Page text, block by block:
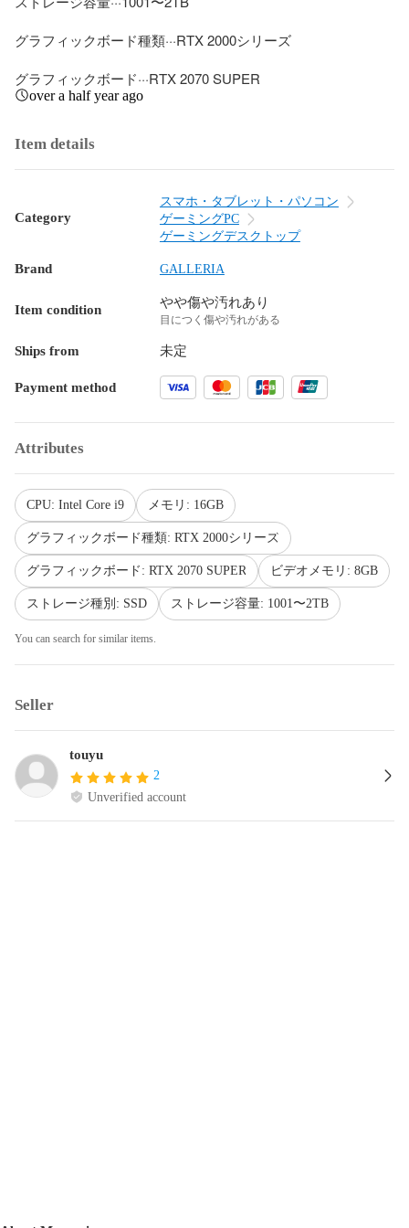
グラフィックボード種類···RTX 2000シリーズ
グラフィックボード···RTX 2070 SUPER
over a half year ago
Item details
Category
スマホ・タブレット・パソコン
ゲーミングPC
ゲーミングデスクトップ
Brand GALLERIA
Item condition やや傷や汚れあり
目につく傷や汚れがある
Ships from 未定
Payment method
Attributes
CPU: Intel Core i9 メモリ: 16GB
グラフィックボード種類: RTX 2000シリーズ
グラフィックボード: RTX 2070 SUPER ビデオメモリ: 8GB
ストレージ種別: SSD ストレージ容量: 1001〜2TB
You can search for similar items.
Seller
touyu
2
Unverified account